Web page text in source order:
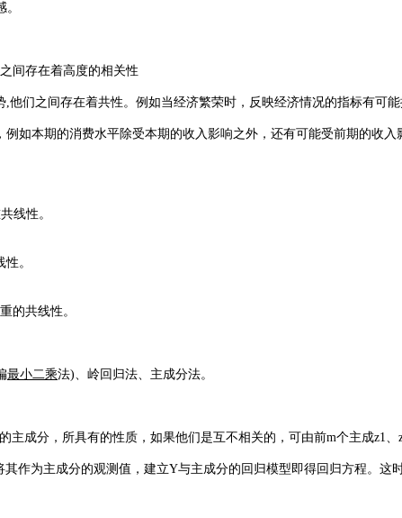
间存在着高度的相关性
他们之间存在着共性。例如当经济繁荣时，反映经济情况的指标有可
如本期的消费水平除受本期的收入影响之外，还有可能受前期的收
线性。
。
的共线性。
最小二乘法)、岭回归法、主成分法。
成分，所具有的性质，如果他们是互不相关的，可由前m个主成z1、
作为主成分的观测值，建立Y与主成分的回归模型即得回归方程。